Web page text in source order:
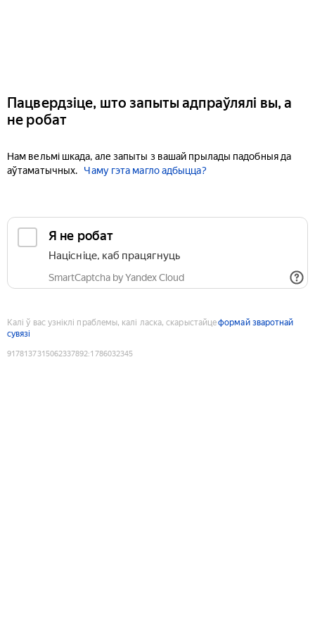
Пацвердзіце, што запыты адпраўлялі вы, а
не робат
Нам вельмі шкада, але запыты з вашай прылады падобныя да
аўтаматычных.
Чаму гэта магло адбыцца?
Я не робат
Націсніце, каб працягнуць
SmartCaptcha by Yandex Cloud
Калі ў вас узніклі праблемы, калі ласка, скарыстайцеформай зваротнай
сувязі
9178137315062337892:1786032345